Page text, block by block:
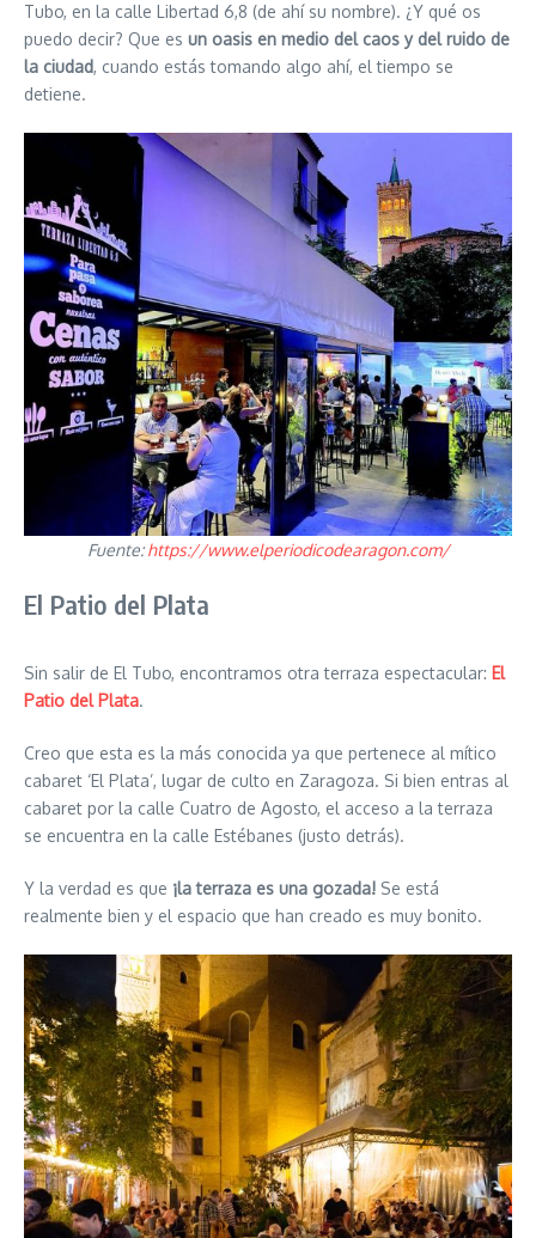
Tubo, en la calle Libertad 6,8 (de ahí su nombre). ¿Y qué os
puedo decir? Que es un oasis en medio del caos y del ruido de
la ciudad, cuando estás tomando algo ahí, el tiempo se
detiene.
Fuente:https://www.elperiodicodearagon.com/
El Patio del Plata
Sin salir de El Tubo, encontramos otra terraza espectacular: El
Patio del Plata.
Creo que esta es la más conocida ya que pertenece al mítico
cabaret ‘El Plata’, lugar de culto en Zaragoza. Si bien entras al
cabaret por la calle Cuatro de Agosto, el acceso a la terraza
se encuentra en la calle Estébanes (justo detrás).
Y la verdad es que ¡la terraza es una gozada! Se está
realmente bien y el espacio que han creado es muy bonito.